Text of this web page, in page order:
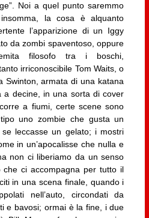
Noi a quel punto saremmo
la cosa è alquanto
l’apparizione di un Iggy
da zombi spaventoso, oppure
filosofo tra i boschi,
irriconoscibile Tom Waits, o
Swinton, armata di una katana
a decine, in una sorta di cover
a fiumi, certe scene sono
uno zombie che gusta un
leccasse un gelato; i mostri
in un’apocalisse che nulla e
non ci liberiamo da un senso
ci accompagna per tutto il
in una scena finale, quando i
nell’auto, circondati da
e bavosi; ormai è la fine, i due